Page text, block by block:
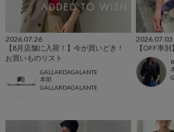
2026.07.26
【8月店舗に入荷！】今が買いどき！
お買いものリスト
GALLARDAGALANTE
本部
GALLARDAGALANTE
2026.07.03
【OFF率